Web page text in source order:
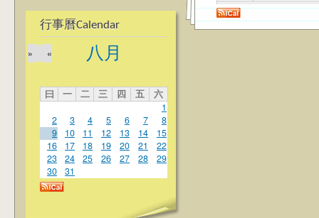
行事曆Calendar
八月
«
»
曰 一 二 三 四 五
六
1
2
3 4 5 6 7
8
9
10 11 12 13 14
15
16
17 18 19 20 21
22
23
24 25 26 27 28
29
30
31
11